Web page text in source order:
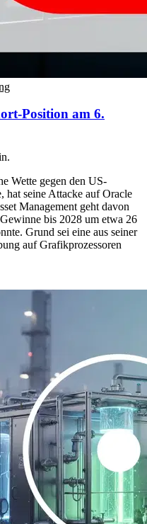
Position am 6.
Wette gegen den US-
hat seine Attacke auf Oracle
Management geht davon
bis 2028 um etwa 26
Grund sei eine aus seiner
auf Grafikprozessoren